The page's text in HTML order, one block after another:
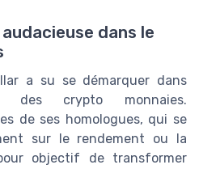
dans le
a su se démarquer dans
des crypto monnaies.
de ses homologues, qui se
sur le rendement ou la
objectif de transformer